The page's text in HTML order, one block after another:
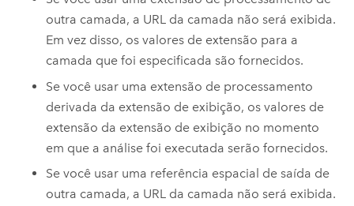
outra camada, a URL da camada não será exibida.
Em vez disso, os valores de extensão para a
camada que foi especificada são fornecidos.
Se você usar uma extensão de processamento
derivada da extensão de exibição, os valores de
extensão da extensão de exibição no momento
em que a análise foi executada serão fornecidos.
Se você usar uma referência espacial de saída de
outra camada, a URL da camada não será exibida.